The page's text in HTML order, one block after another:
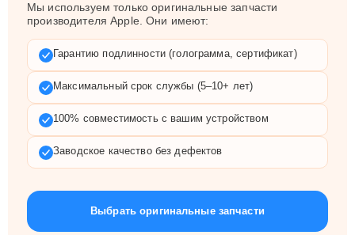
Мы используем только оригинальные запчасти
производителя Apple. Они имеют:
Гарантию подлинности (голограмма, сертификат)
Максимальный срок службы (5–10+ лет)
100% совместимость с вашим устройством
Заводское качество без дефектов
Выбрать оригинальные запчасти